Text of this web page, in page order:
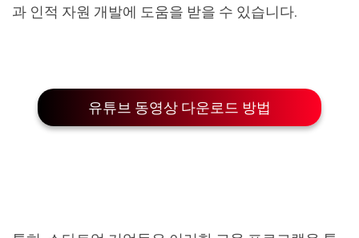
과 인적 자원 개발에 도움을 받을 수 있습니다.
유튜브 동영상 다운로드 방법